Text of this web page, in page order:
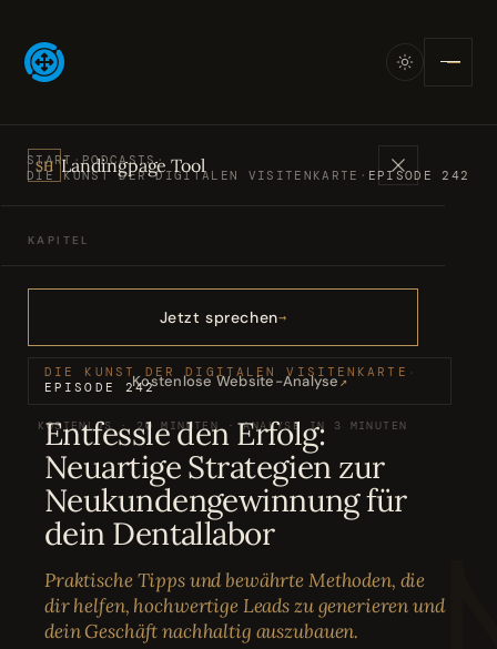
SH Landingpage Tool
KAPITEL
01 Angebote
02 Bücher
Podcasts
04 Bewertungen
05 Karriere
Jetzt sprechen
Kostenlose Website-Analyse↗
KOSTENLOS · 20 MINUTEN · ANALYSE IN 3 MINUTEN
START·PODCASTS·
DIE KUNST DER DIGITALEN VISITENKARTE · EPISODE 242
DIE KUNST DER DIGITALEN VISITENKARTE ·
EPISODE 242
Entfessle den Erfolg:
Neuartige Strategien zur
Neukundengewinnung für
dein Dentallabor
Praktische Tipps und bewährte Methoden, die
dir helfen, hochwertige Leads zu generieren und
dein Geschäft nachhaltig auszubauen.